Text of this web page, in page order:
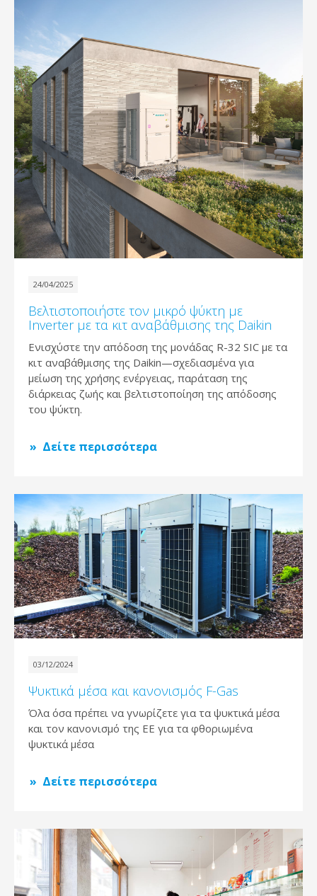
24/04/2025
Βελτιστοποιήστε τον μικρό ψύκτη με
Inverter με τα κιτ αναβάθμισης της Daikin
Ενισχύστε την απόδοση της μονάδας R-32 SIC με τα
κιτ αναβάθμισης της Daikin—σχεδιασμένα για
μείωση της χρήσης ενέργειας, παράταση της
διάρκειας ζωής και βελτιστοποίηση της απόδοσης
του ψύκτη.
Δείτε περισσότερα
03/12/2024
Ψυκτικά μέσα και κανονισμός F-Gas
Όλα όσα πρέπει να γνωρίζετε για τα ψυκτικά μέσα
και τον κανονισμό της ΕΕ για τα φθοριωμένα
ψυκτικά μέσα
Δείτε περισσότερα